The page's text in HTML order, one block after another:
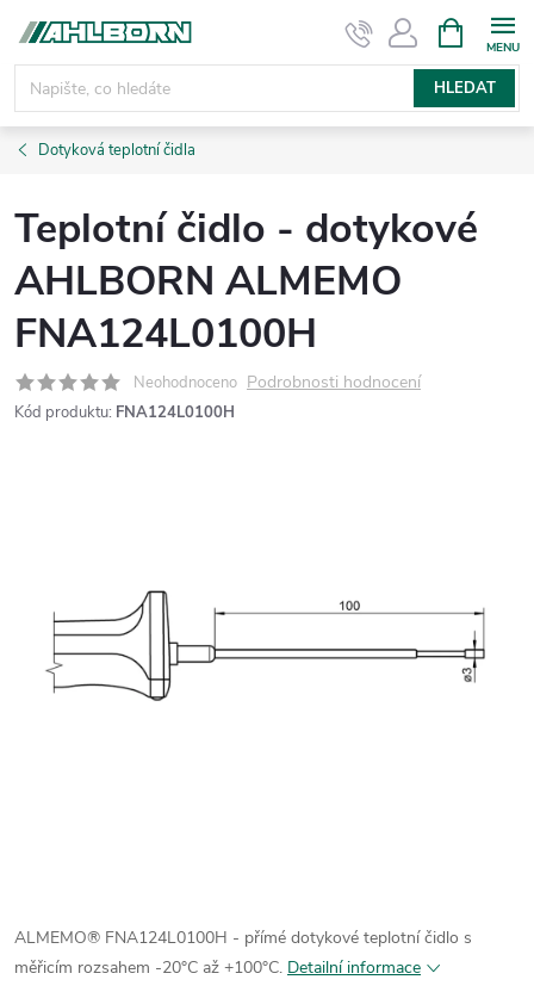
obsah
HLEDAT
NÁKUPNÍ
KOŠÍK
Dotyková teplotní čidla
Teplotní čidlo - dotykové
AHLBORN ALMEMO
FNA124L0100H
Neohodnoceno Podrobnosti hodnocení
Kód produktu: FNA124L0100H
ALMEMO® FNA124L0100H - přímé dotykové teplotní čidlo s
měřicím rozsahem -20°C až +100°C. Detailní informace